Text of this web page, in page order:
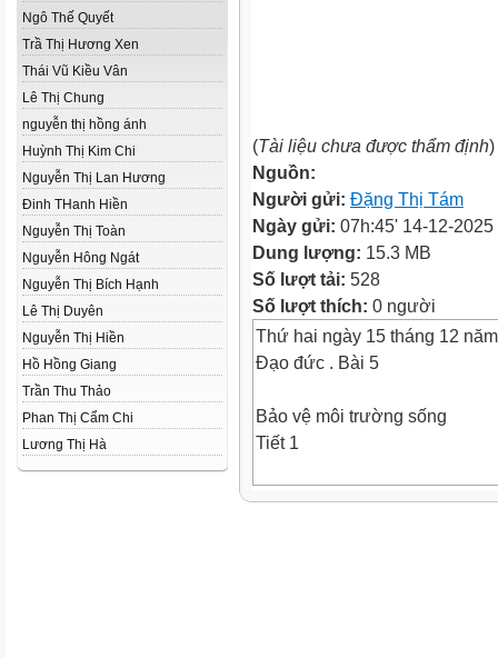
Ngô Thế Quyết
Trầ Thị Hương Xen
Thái Vũ Kiều Vân
Lê Thị Chung
nguyễn thị hồng ánh
Huỳnh Thị Kim Chi
Nguyễn Thị Lan Hương
Đinh THanh Hiền
Nguyễn Thị Toàn
Nguyễn Hông Ngát
Nguyễn Thị Bích Hạnh
Lê Thị Duyên
Nguyễn Thị Hiền
Hồ Hồng Giang
Trần Thu Thảo
Phan Thị Cẩm Chi
Lương Thị Hà
(Tài liệu chưa được thẩm định)
Nguồn:
Người gửi: Đặng Thị Tám
Ngày gửi: 07h:45' 14-12-2025
Dung lượng: 15.3 MB
Số lượt tải: 528
Số lượt thích: 0 người
Thứ hai ngày 15 tháng 12
Đạo đức . Bài 5
Bảo vệ môi trường sống
Tiết 1